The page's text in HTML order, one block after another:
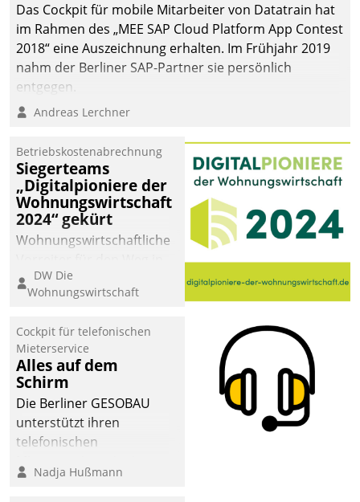
Das Cockpit für mobile Mitarbeiter von Datatrain hat
im Rahmen des „MEE SAP Cloud Platform App Contest
2018“ eine Auszeichnung erhalten. Im Frühjahr 2019
nahm der Berliner SAP-Partner sie persönlich
entgegen.
Andreas Lerchner
Betriebskostenabrechnung
Siegerteams
„Digitalpioniere der
Wohnungswirtschaft
2024“ gekürt
Wohnungswirtschaftliche
eine digitale Zukunft zu
finden, ist das Ziel des
der
Wohnungswirtschaft“.
Bewerben können sich
dafür ein Team
bestehend aus
Wohnungsunternehmen
und PropTech.
DW Die
Wohnungswirtschaft
Cockpit für telefonischen
Mieterservice
Alles auf dem
Schirm
Die Berliner GESOBAU
unterstützt ihren
telefonischen
digitalen Cockpit, das
Nadja Hußmann